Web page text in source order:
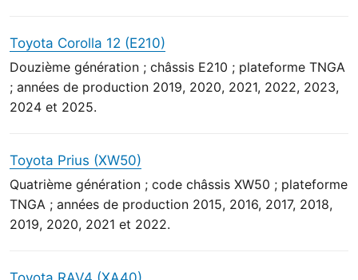
Toyota Corolla 12 (E210)
Douzième génération ; châssis E210 ; plateforme TNGA
; années de production 2019, 2020, 2021, 2022, 2023,
2024 et 2025.
Toyota Prius (XW50)
Quatrième génération ; code châssis XW50 ; plateforme
TNGA ; années de production 2015, 2016, 2017, 2018,
2019, 2020, 2021 et 2022.